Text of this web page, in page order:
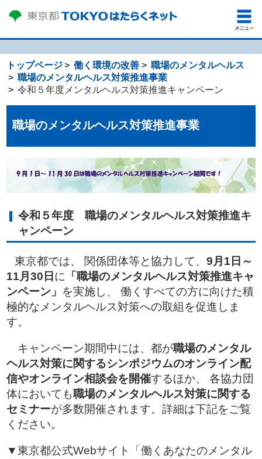
トップページ 働く環境の改善
職場のメンタルヘルス
職場のメンタルヘルス対策推進事業
令和５年度メンタルヘルス対策推進キャンペーン
職場のメンタルヘルス対策推進事業
令和５年度 職場のメンタルヘルス対策推進キ
ャンペーン
東京都では、 関係団体等と協力して、 9月1日～
11月30日 に 「職場のメンタルヘルス対策推進キャ
ンペーン」 を実施し、 働くすべての方に向けた積
極的なメンタルヘルス対策への取組を促進しま
す。
キャンペーン期間中には、都が職場のメンタル
ヘルス対策に関するシンポジウムのオンライン配
信やオンライン相談会を開催するほか、 各協力団
体においても職場のメンタルヘルス対策に関する
セミナーが多数開催されます。詳細は下記をご覧
ください。
▼東京都公式Webサイト「働くあなたのメンタル